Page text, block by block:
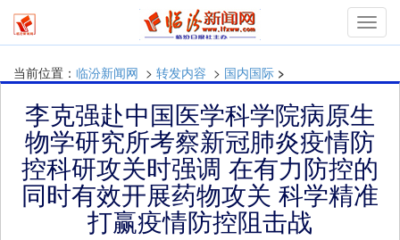
当前位置： 临汾新闻网 > 转发内容 > 国内国际 >
李克强赴中国医学科学院病原生
物学研究所考察新冠肺炎疫情防
控科研攻关时强调 在有力防控的
同时有效开展药物攻关 科学精准
打赢疫情防控阻击战